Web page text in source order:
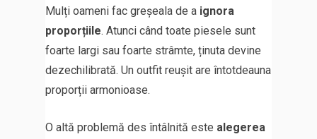
Mulți oameni fac greșeala de a ignora
proporțiile. Atunci când toate piesele sunt
foarte largi sau foarte strâmte, ținuta devine
dezechilibrată. Un outfit reușit are întotdeauna
proporții armonioase.
O altă problemă des întâlnită este alegerea